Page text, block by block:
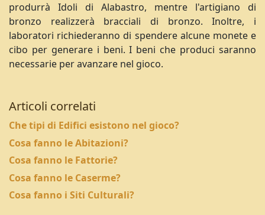
produrrà Idoli di Alabastro, mentre l'artigiano di
bronzo realizzerà bracciali di bronzo. Inoltre, i
laboratori richiederanno di spendere alcune monete e
cibo per generare i beni. I beni che produci saranno
necessarie per avanzare nel gioco.
Articoli correlati
Che tipi di Edifici esistono nel gioco?
Cosa fanno le Abitazioni?
Cosa fanno le Fattorie?
Cosa fanno le Caserme?
Cosa fanno i Siti Culturali?